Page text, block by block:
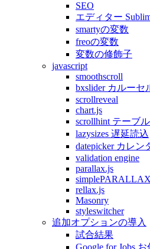
SEO
エディター
smartyの変数
freoの変数
変数の修飾子
javascript
smoothscroll
bxslider カルーセ
scrollreveal
chart.js
scrollhint テーブ
lazysizes 遅延読込
datepicker カレ
validation engine
parallax.js
rellax.js
Masonry
styleswitcher
追加オプションの導入
試合結果
Google for Jobs